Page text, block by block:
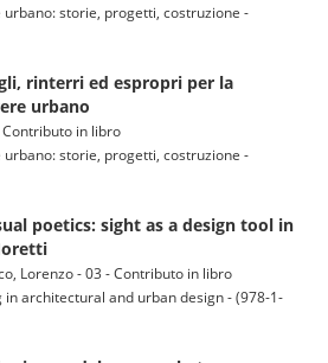
storie, progetti, costruzione -
rinterri ed espropri per la
urbano
in libro
storie, progetti, costruzione -
poetics: sight as a design tool in
Lorenzo - 03 - Contributo in libro
architectural and urban design - (978-1-